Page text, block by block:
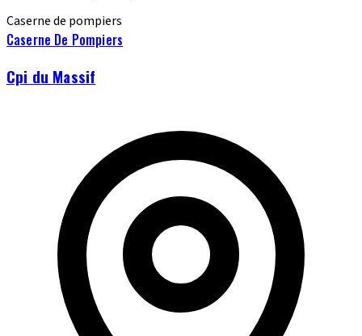
Caserne de pompiers
Caserne De Pompiers
Cpi du Massif